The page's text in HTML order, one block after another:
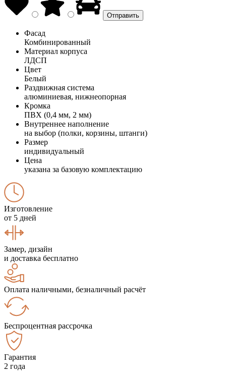
Фасад
Комбинированный
Материал корпуса
ЛДСП
Цвет
Белый
Раздвижная система
алюминиевая, нижнеопорная
Кромка
ПВХ (0,4 мм, 2 мм)
Внутреннее наполнение
на выбор (полки, корзины, штанги)
Размер
индивидуальный
Цена
указана за базовую комплектацию
Изготовление
от 5 дней
Замер, дизайн
и доставка бесплатно
Оплата наличными, безналичный расчёт
Беспроцентная рассрочка
Гарантия
2 года